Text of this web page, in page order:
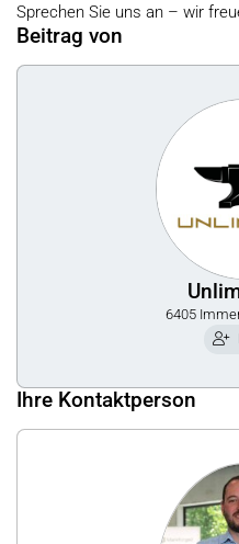
Sprechen Sie uns an – wir
Beitrag von
6405
Ihre Kontaktperson